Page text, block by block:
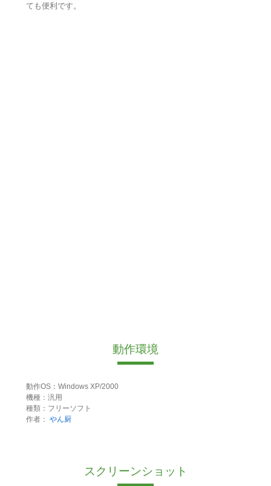
ても便利です。
動作環境
動作OS：Windows XP/2000
機種：汎用
種類：フリーソフト
作者： やん厨
スクリーンショット